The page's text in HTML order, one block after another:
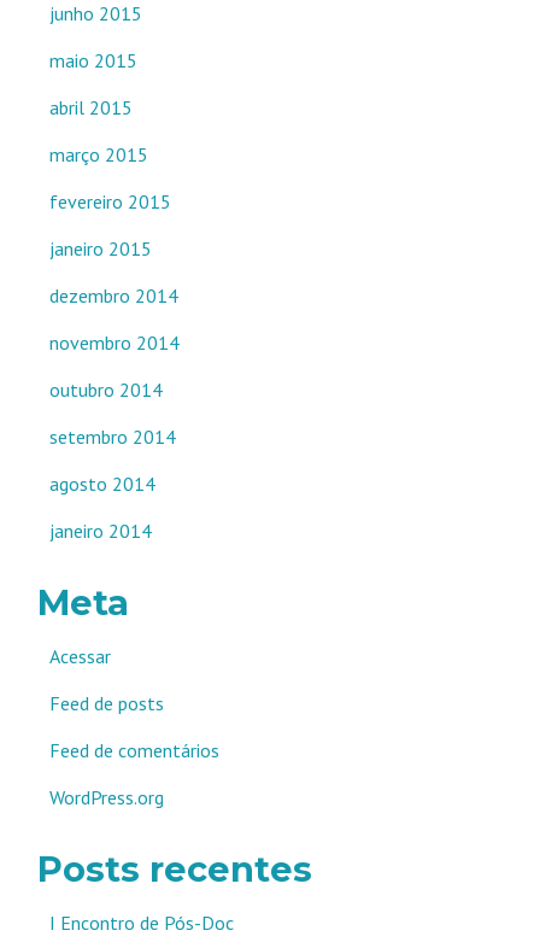
junho 2015
maio 2015
abril 2015
março 2015
fevereiro 2015
janeiro 2015
dezembro 2014
novembro 2014
outubro 2014
setembro 2014
agosto 2014
janeiro 2014
Meta
Acessar
Feed de posts
Feed de comentários
WordPress.org
Posts recentes
I Encontro de Pós-Doc